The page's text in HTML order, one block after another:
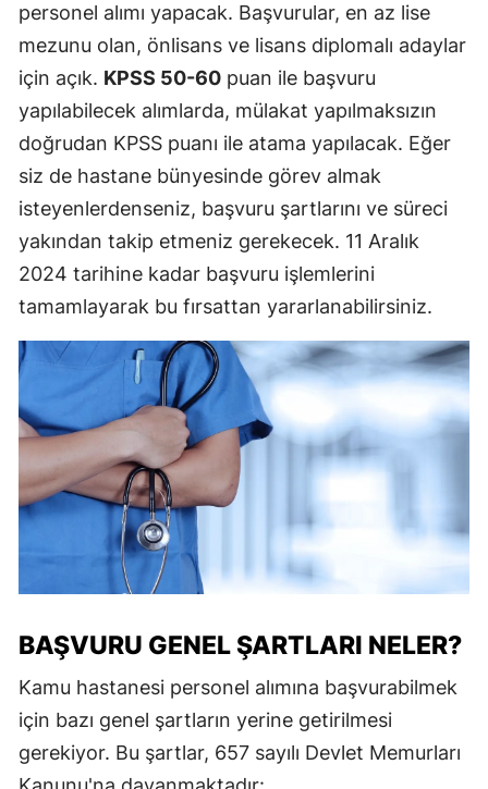
personel alımı yapacak. Başvurular, en az lise
mezunu olan, önlisans ve lisans diplomalı adaylar
için açık. KPSS 50-60 puan ile başvuru
yapılabilecek alımlarda, mülakat yapılmaksızın
doğrudan KPSS puanı ile atama yapılacak. Eğer
siz de hastane bünyesinde görev almak
isteyenlerdenseniz, başvuru şartlarını ve süreci
yakından takip etmeniz gerekecek. 11 Aralık
2024 tarihine kadar başvuru işlemlerini
tamamlayarak bu fırsattan yararlanabilirsiniz.
BAŞVURU GENEL ŞARTLARI NELER?
Kamu hastanesi personel alımına başvurabilmek
için bazı genel şartların yerine getirilmesi
gerekiyor. Bu şartlar, 657 sayılı Devlet Memurları